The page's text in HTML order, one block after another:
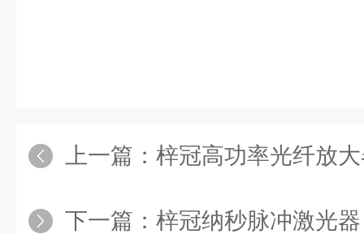
上一篇： 梓冠高功率光纤放
下一篇： 梓冠纳秒脉冲激光器